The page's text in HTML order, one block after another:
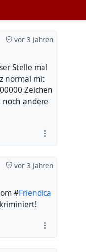
vor 3 Jahren
Stelle mal
normal mit
Zeichen
noch andere
vor 3 Jahren
#Friendica